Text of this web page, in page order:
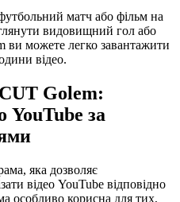
матч або фільм на
видовищний гол або
можете легко завантажити
відео.
Golem:
YouTube за
яка дозволяє
відео YouTube відповідно
особливо корисна для тих,